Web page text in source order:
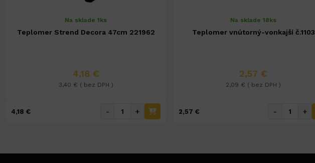
Na sklade 1ks
Teplomer Strend Decora 47cm 221962
4,18 €
3,40 € ( bez DPH )
4,18 € - +
Na sklade 18ks
Teplomer vnútorný-vonkajší č.1103
2,57 €
2,09 € ( bez DPH )
2,57 € - +